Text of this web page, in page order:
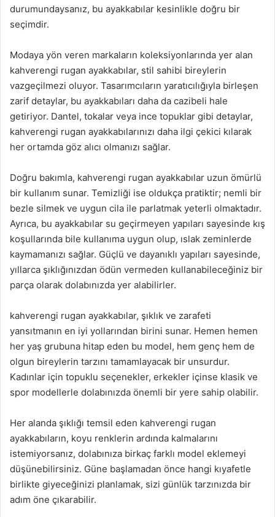
durumundaysanız, bu ayakkabılar kesinlikle doğru bir
seçimdir.
Modaya yön veren markaların koleksiyonlarında yer alan
kahverengi rugan ayakkabılar, stil sahibi bireylerin
vazgeçilmezi oluyor. Tasarımcıların yaratıcılığıyla birleşen
zarif detaylar, bu ayakkabıları daha da cazibeli hale
getiriyor. Dantel, tokalar veya ince topuklar gibi detaylar,
kahverengi rugan ayakkabılarınızı daha ilgi çekici kılarak
her ortamda göz alıcı olmanızı sağlar.
Doğru bakımla, kahverengi rugan ayakkabılar uzun ömürlü
bir kullanım sunar. Temizliği ise oldukça pratiktir; nemli bir
bezle silmek ve uygun cila ile parlatmak yeterli olmaktadır.
Ayrıca, bu ayakkabılar su geçirmeyen yapıları sayesinde kış
koşullarında bile kullanıma uygun olup, ıslak zeminlerde
kaymamanızı sağlar. Güçlü ve dayanıklı yapıları sayesinde,
yıllarca şıklığınızdan ödün vermeden kullanabileceğiniz bir
parça olarak dolabınızda yer alabilirler.
kahverengi rugan ayakkabılar, şıklık ve zarafeti
yansıtmanın en iyi yollarından birini sunar. Hemen hemen
her yaş grubuna hitap eden bu model, hem genç hem de
olgun bireylerin tarzını tamamlayacak bir unsurdur.
Kadınlar için topuklu seçenekler, erkekler içinse klasik ve
spor modellerle dolabınızda önemli bir yere sahip olabilir.
Her alanda şıklığı temsil eden kahverengi rugan
ayakkabıların, koyu renklerin ardında kalmalarını
istemiyorsanız, dolabınıza birkaç farklı model eklemeyi
düşünebilirsiniz. Güne başlamadan önce hangi kıyafetle
birlikte giyeceğinizi planlamak, sizi günlük tarzınızda bir
adım öne çıkarabilir.